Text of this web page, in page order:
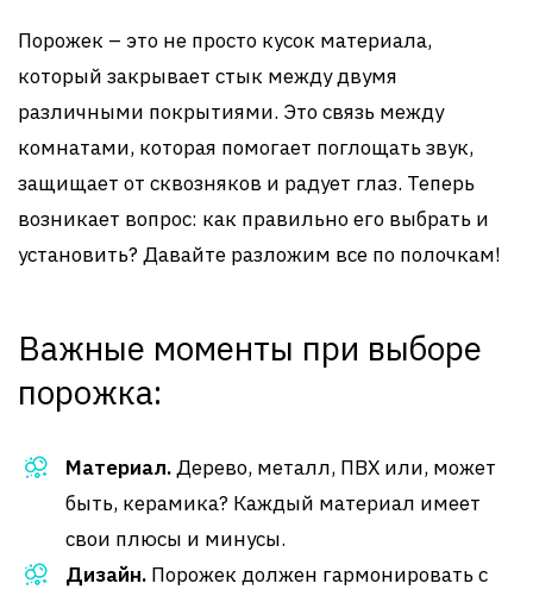
Порожек – это не просто кусок материала,
который закрывает стык между двумя
различными покрытиями. Это связь между
комнатами, которая помогает поглощать звук,
защищает от сквозняков и радует глаз. Теперь
возникает вопрос: как правильно его выбрать и
установить? Давайте разложим все по полочкам!
Важные моменты при выборе
порожка:
Материал.Дерево, металл, ПВХ или, может
быть, керамика? Каждый материал имеет
свои плюсы и минусы.
Дизайн. Порожек должен гармонировать с